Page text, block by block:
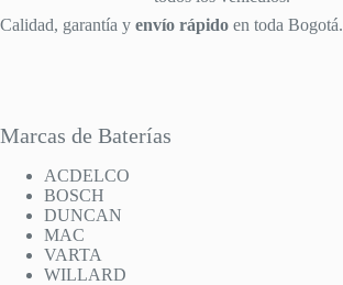
Calidad, garantía y envío rápido en toda Bogotá.
Marcas de Baterías
ACDELCO
BOSCH
DUNCAN
MAC
VARTA
WILLARD